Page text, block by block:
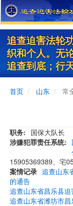
Skip
to
main
content
追查迫害法轮
织和个人。无
追查到底；行
首页 山东 常
职务
国保大队长
涉嫌犯罪责任系统
15905369389、宅
案情记录 追查山东
的通告
追查山东省昌乐县
追查山东省潍坊市